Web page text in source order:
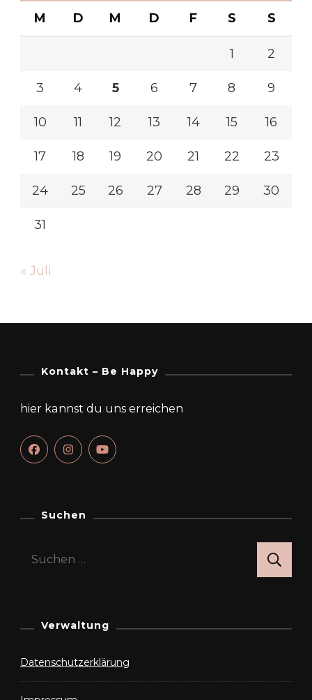
M D M D F S S
1 2
3 4 5 6 7 8 9
10 11 12 13 14 15 16
17 18 19 20 21 22 23
24 25 26 27 28 29 30
31
« Juli
Kontakt – Be Happy
hier kannst du uns erreichen
Suchen
Suchen
Verwaltung
Datenschutzerklärung